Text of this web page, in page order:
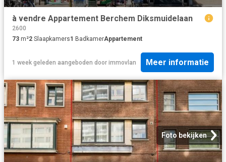
à vendre Appartement Berchem Diksmuidelaan
2600
73 m²2 Slaapkamers1 BadkamerAppartement
1 week geleden aangeboden door immovlan Meer informatie
Foto bekijken